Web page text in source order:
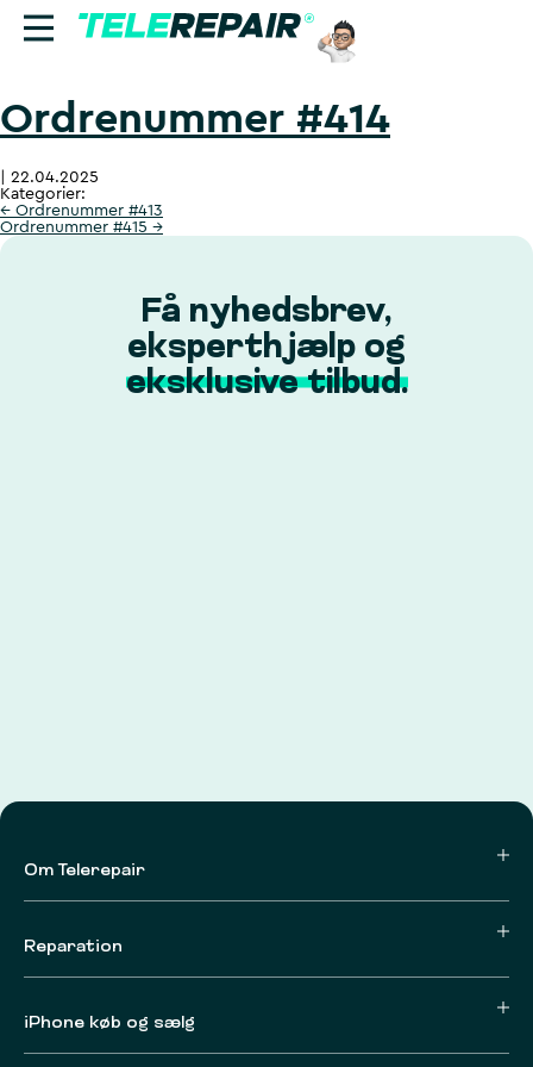
Reparation
Sælg
Find butik
Ring til os:
+45 70 60 55 90
Ordrenummer #414
22.04.2025
Kategorier:
← Ordrenummer #413
Ordrenummer #415 →
Få nyhedsbrev,
eksperthjælp og
eksklusive tilbud.
Om Telerepair
Reparation
iPhone køb og sælg